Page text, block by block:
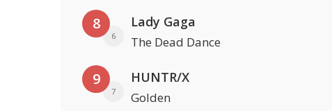
8
6
Lady Gaga
The Dead Dance
9
7
HUNTR/X
Golden